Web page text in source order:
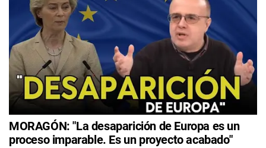
MORAGÓN: "La desaparición de Europa es un
proceso imparable. Es un proyecto acabado"